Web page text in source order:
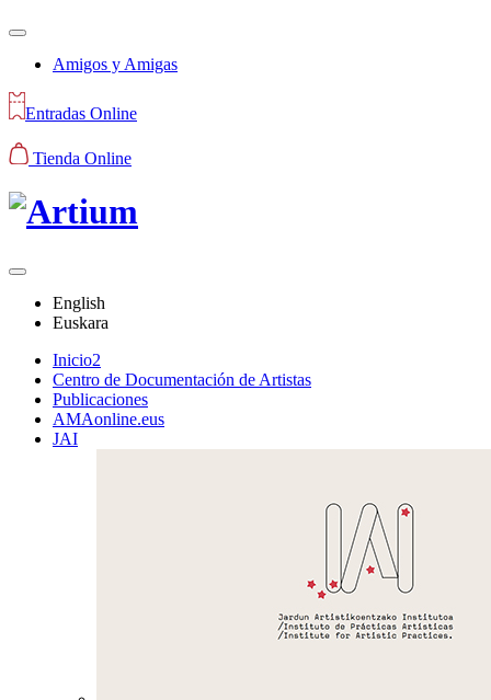
Amigos y Amigas
Entradas Online
Tienda Online
English
Euskara
Inicio2
Centro de Documentación de Artistas
Publicaciones
AMAonline.eus
JAI